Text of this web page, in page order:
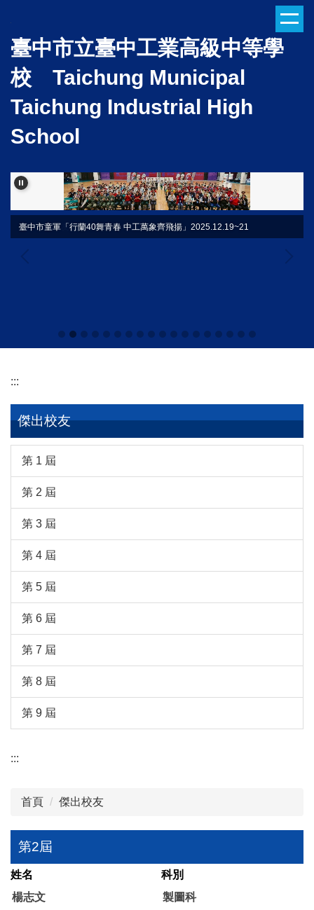
主
要
內
區
臺中市立臺中工業高級中等學
校 Taichung Municipal
Taichung Industrial High
School
臺中市童軍「行蘭40舞青春 中工萬象齊飛揚」2025.12.19~21
:::
傑出校友
第 1 屆
第 2 屆
第 3 屆
第 4 屆
第 5 屆
第 6 屆
第 7 屆
第 8 屆
第 9 屆
:::
首頁 傑出校友
第2屆
姓名
科別
楊志文
製圖科